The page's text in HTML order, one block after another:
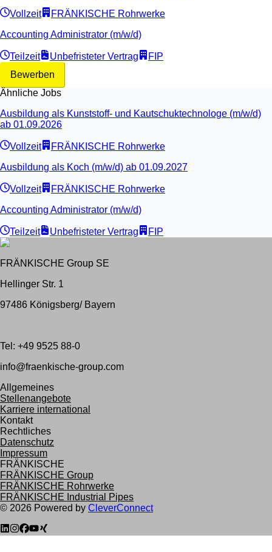
Vollzeit
FRÄNKISCHE Rohrwerke
Accounting Administrator (m/w/d)
Teilzeit Unbefristeter Vertrag
FIP
Bewerben
Ähnliche Jobs
Ausbildung als Kunststoff- und Kautschuktechnologe (m/w/d)
ab 01.09.2026
Vollzeit
FRÄNKISCHE Rohrwerke
Ausbildung als Koch (m/w/d) ab 01.09.2027
Vollzeit
FRÄNKISCHE Rohrwerke
Accounting Administrator (m/w/d)
Teilzeit Unbefristeter Vertrag FIP
FRÄNKISCHE Group SE
Hellinger Str. 1
97486 Königsberg/ Bayern
Tel: +49 9525 88-0
info@fraenkische-group.com
Allgemeines
Stellenangebote
Karriere international
Kontakt
Rechtliches
Datenschutz
Impressum
FRÄNKISCHE
FRÄNKISCHE Group
FRÄNKISCHE Rohrwerke
FRÄNKISCHE Industrial Pipes
© 2026 Powered by CleverConnect